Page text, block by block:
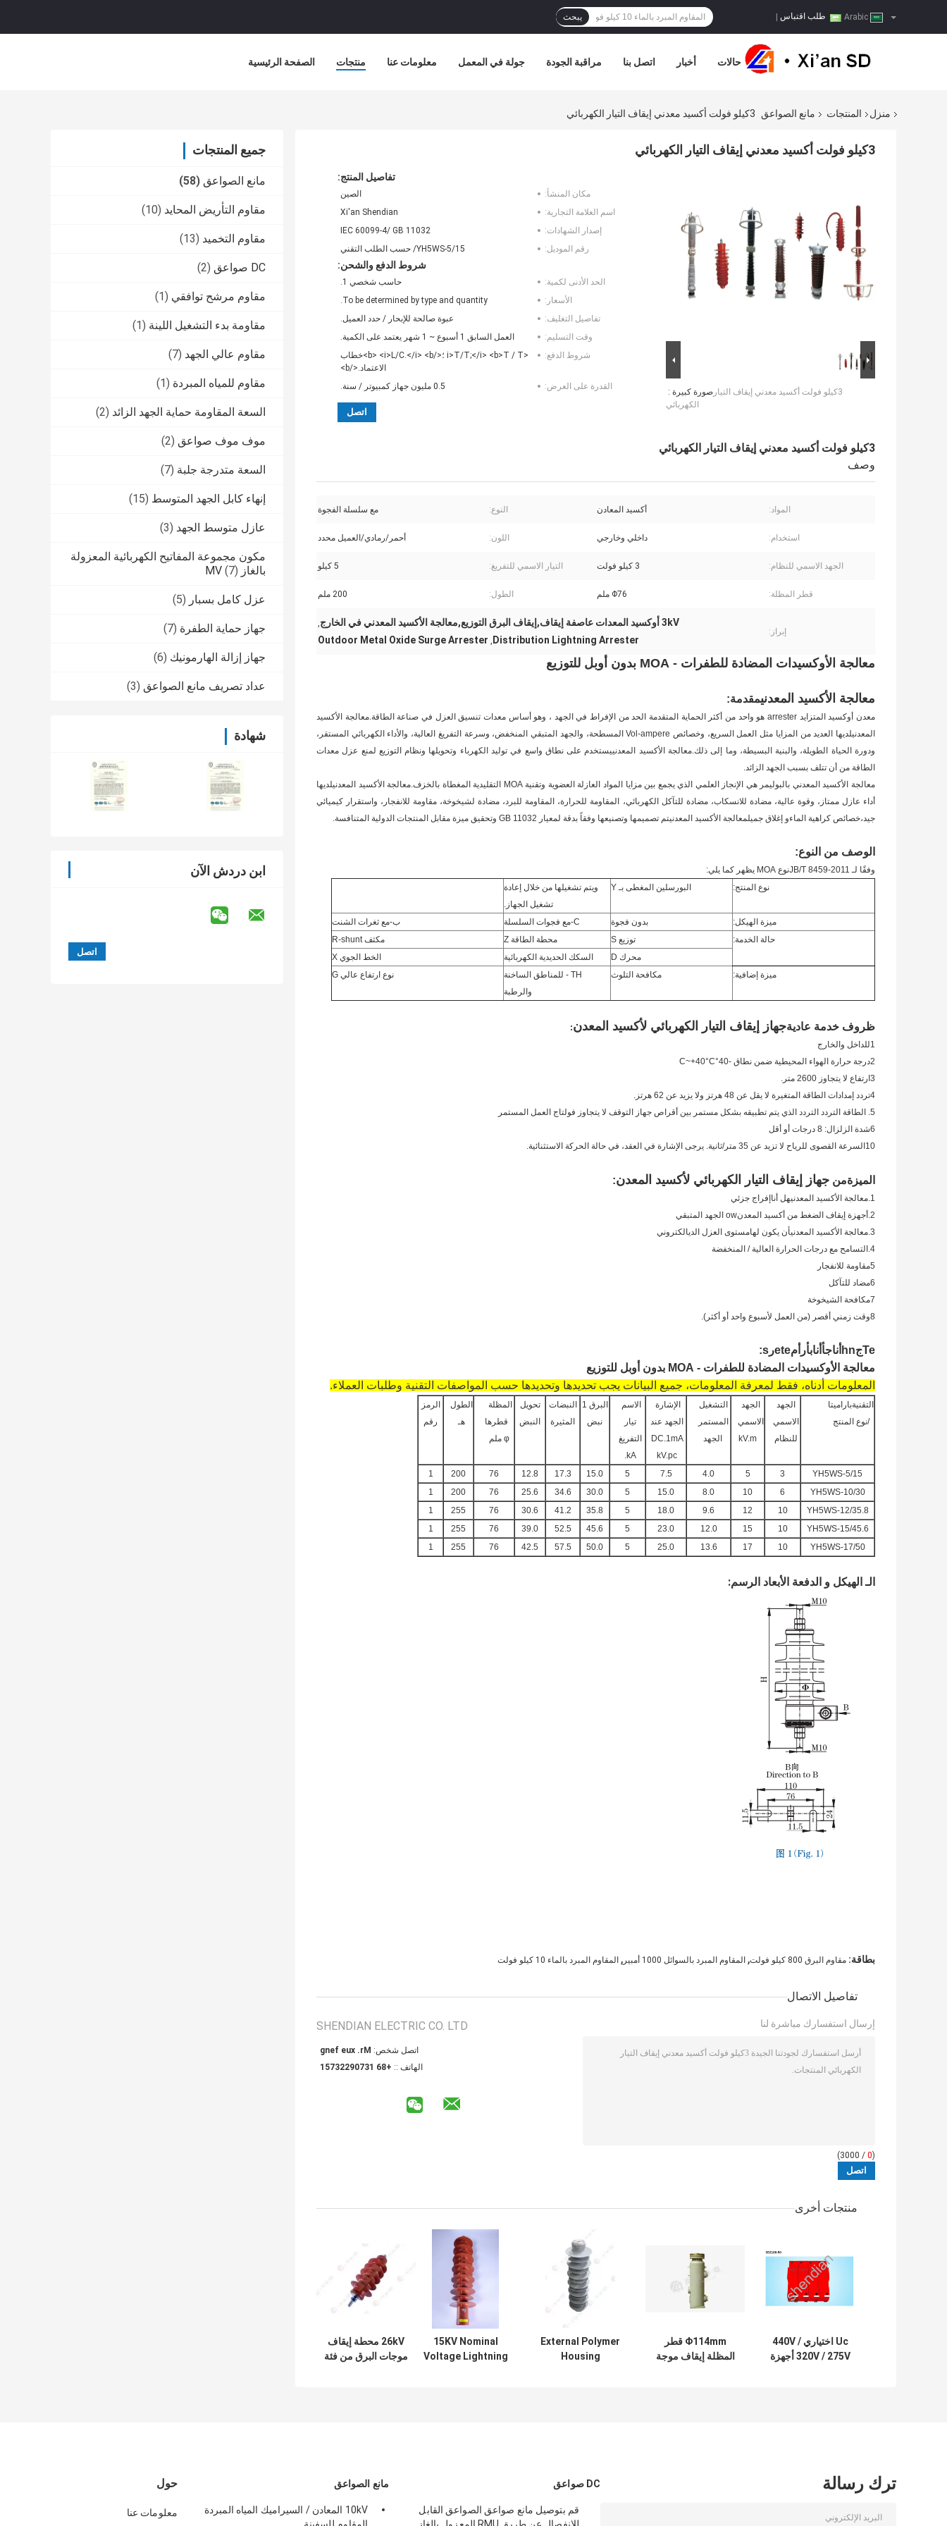
طلب اقتباس يبحث
الصفحة الرئيسية منتجات معلومات عنا جولة في المعمل مراقبة الجودة اتصل بنا أخبار حالات
منزل المنتجات مانع الصواعق 3كيلو فولت أكسيد معدني إيقاف التيار الكهربائي
جميع المنتجات
مانع الصواعق (58)
مقاوم التأريض المحايد (10)
مقاوم التخميد (13)
DC صواعق (2)
مقاوم مرشح توافقي (1)
مقاومة بدء التشغيل اللينة (1)
مقاوم عالي الجهد (7)
مقاوم للمياه المبردة (1)
السعة المقاومة حماية الجهد الزائد (2)
موف موف صواعق (2)
السعة متدرجة جلبة (7)
إنهاء كابل الجهد المتوسط (15)
عازل متوسط ​​الجهد (3)
مكون مجموعة المفاتيح الكهربائية المعزولة
بالغاز MV (7)
عزل كامل بسبار (5)
جهاز حماية الطفرة (7)
جهاز إزالة الهارمونيك (6)
عداد تصريف مانع الصواعق (3)
شهادة
ابن دردش الآن
3كيلو فولت أكسيد معدني إيقاف التيار الكهربائي
صورة كبيرة : 3كيلو فولت أكسيد معدني إيقاف التيار
الكهربائي
تفاصيل المنتج:
مكان المنشأ:
الصين
اسم العلامة التجارية:
Xi'an Shendian
إصدار الشهادات:
IEC 60099-4/ GB 11032
رقم الموديل:
YH5WS-5/15/ حسب الطلب التقني
شروط الدفع والشحن:
الحد الأدنى لكمية:
حاسب شخصي 1.
الأسعار:
To be determined by type and quantity.
تفاصيل التغليف:
عبوة صالحة للإبحار / حدد العميل.
وقت التسليم:
العمل السابق 1 أسبوع ~ 1 شهر يعتمد على الكمية.
شروط الدفع:
<i>T/T;</i> <b>T / T ؛</b> <i>L/C.</i> <b>خطاب
الاعتماد.</b>
القدرة على العرض:
0.5 مليون جهاز كمبيوتر / سنة.
اتصل
3كيلو فولت أكسيد معدني إيقاف التيار الكهربائي
وصف
المواد: أكسيد المعادن النوع: مع سلسلة الفجوة
استخدام: داخلي وخارجي اللون: أحمر/رمادي/العميل محدد
الجهد الاسمي للنظام: 3 كيلو فولت التيار الاسمي للتفريغ: 5 كيلو
قطر المظلة: Φ76 ملم الطول: 200 ملم
إبراز:
3kV أوكسيد المعدات عاصفة إيقاف,إيقاف البرق التوزيع,معالجة الأكسيد المعدني في الخارج ,
Distribution Lightning Arrester
,
Outdoor Metal Oxide Surge Arrester
معالجة الأوكسيدات المضادة للطفرات - MOA بدون أوبل للتوزيع
معالجة الأكسيد المعدنيمقدمة:
معدن أوكسيد المتزايد arrester هو واحد من أكثر الحماية المتقدمة الحد من الإفراط في الجهد ، وهو أساس معدات تنسيق العزل في صناعة الطاقة.
معالجة الأكسيد
المعدني
لديها العديد من المزايا مثل العمل السريع، وخصائص Vol-ampere المسطحة، والجهد المتبقي المنخفض، وسرعة التفريغ العالية، والأداء الكهربائي المستقر،
ودورة الحياة الطويلة، والبنية البسيطة، وما إلى ذلك.معالجة الأكسيد المعدنييستخدم على نطاق واسع في توليد الكهرباء وتحويلها ونظام التوزيع لمنع عزل معدات
الطاقة من أن تتلف بسبب الجهد الزائد.
معالجة الأكسيد المعدني بالبوليمر هي الإنجاز العلمي الذي يجمع بين مزايا المواد العازلة العضوية وتقنية MOA التقليدية المغطاة بالخزف.
معالجة الأكسيد المعدنيلديها
أداء عازل ممتاز، وقوة عالية، مضادة للانسكاب، مضادة للتآكل الكهربائي، المقاومة للحرارة، المقاومة للبرد، مضادة لشيخوخة، مقاومة للانفجار، واستقرار كيميائي
جيد،خصائص كراهية الماءو إغلاق جميلمعالجة الأكسيد المعدنيتم تصميمها وتصنيعها وفقاً بدقة لمعيار GB 11032 وتحقيق ميزة مقابل المنتجات الدولية المتنافسة.
الوصف من النوع:
وفقًا لـ JB/T 8459-2011
نوع MOA يظهر كما يلي:
نوع المنتج:
البورسلين المغطى بـ Y
ويتم تشغيلها من خلال إعادة
تشغيل الجهاز.
ميزة الهيكل:
بدون فجوة C-مع فجوات السلسلة
ب-مع ثغرات الشنت
حالة الخدمة:
توزيع S محطة الطاقة Z
مكثف R-shunt
محرك D
السكك الحديدية الكهربائية
الخط الجوي X
ميزة إضافية:
مكافحة التلوث
TH - للمناطق الساخنة
والرطبة
نوع ارتفاع عالي G
ظروف خدمة عاديةجهاز إيقاف التيار الكهربائي لأكسيد المعدن:
1للداخل والخارج
2درجة حرارة الهواء المحيطية ضمن نطاق -40°C~+40°C
3ارتفاع لا يتجاوز 2600 متر.
4تردد إمدادات الطاقة المتغيرة لا يقل عن 48 هرتز ولا يزيد عن 62 هرتز.
5. الطاقة التردد التردد الذي يتم تطبيقه بشكل مستمر بين أقراص جهاز التوقف لا يتجاوز فولتاج العمل المستمر
6شدة الزلزال: 8 درجات أو أقل
10السرعة القصوى للرياح لا تزيد عن 35 متر/ثانية. يرجى الإشارة في العقد، في حالة الحركة الاستثنائية.
الميزةمن جهاز إيقاف التيار الكهربائي لأكسيد المعدن:
1. معالجة الأكسيد المعدنيهل أنا إفراج جزئي
2. أجهزة إيقاف الضغط من أكسيد المعدنow الجهد المتبقي
3. معالجة الأكسيد المعدنيأن يكون لهامستوى العزل الديالكتروني
4.التسامح مع درجات الحرارة العالية / المنخفضة
5مقاومة للانفجار
6مضاد للتآكل
7مكافحة الشيخوخة
8وقت زمني أقصر (من العمل لأسبوع واحد أو أكثر).
Te ج hn أناجأ أنابأر م ete ر s:
معالجة الأوكسيدات المضادة للطفرات - MOA بدون أوبل للتوزيع
المعلومات أدناه، فقط لمعرفة المعلومات، جميع البيانات يجب تحديدها وتحديدها حسب المواصفات التقنية وطلبات العملاء.
التقنيةباراميتا
/نوع المنتج
الجهد
الاسمي
للنظام
الجهد
الاسمي
kV.m
التشغيل
المستمر
الجهد
الإشارة
الجهد عند
DC.1mA
kV.pc
الاسم
تيار
التفريغ
kA.
البرق 1
نبض
النبضات
المثيرة
تحويل
النبض
المظلة
قطرها
φ ملم
الطول
هـ
الرمز
رقم
YH5WS-5/15
3
5
4.0
7.5
5
15.0
17.3
12.8
76
200
1
YH5WS-10/30
6
10
8.0
15.0
5
30.0
34.6
25.6
76
200
1
YH5WS-12/35.8
10
12
9.6
18.0
5
35.8
41.2
30.6
76
255
1
YH5WS-15/45.6
10
15
12.0
23.0
5
45.6
52.5
39.0
76
255
1
YH5WS-17/50
10
17
13.6
25.0
5
50.0
57.5
42.5
76
255
1
الـ الهيكل و الدفعة الأبعاد الرسم:
بطاقة: مقاوم البرق 800 كيلو فولت , المقاوم المبرد بالسوائل 1000 أمبير , المقاوم المبرد بالماء 10 كيلو فولت
تفاصيل الاتصال
SHENDIAN ELECTRIC CO. LTD
اتصل شخص: Mr. xue feng
الهاتف :: +86 13709223751
إرسال استفسارك مباشرة لنا
(
0
/ 3000)
منتجات أخرى
Uc اختياري 440V /
320V / 275V أجهزة
Φ114mm قطر
المظلة إيقاف موجة
External Polymer
Housing
15KV Nominal
Voltage Lightning
26kV محطة إيقاف
موجات البرق من فئة
حول
معلومات عنا
مانع الصواعق
10kV المعادن / السيراميك المياه المبردة
DC صواعق
قم بتوصيل مانع صواعق الصواعق القابل
ترك رسالة